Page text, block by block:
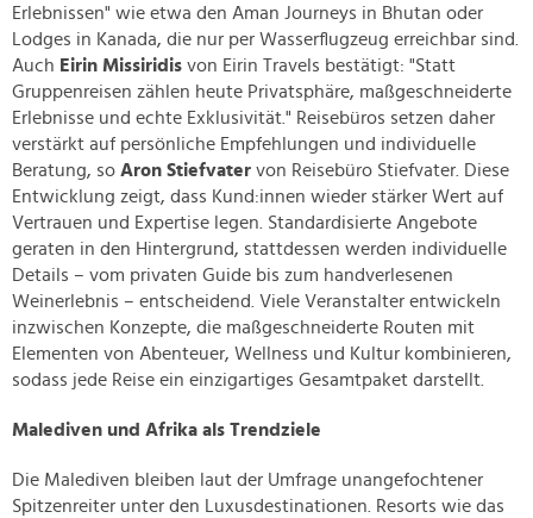
Erlebnissen" wie etwa den Aman Journeys in Bhutan oder
Lodges in Kanada, die nur per Wasserflugzeug erreichbar sind.
Auch Eirin Missiridis von Eirin Travels bestätigt: "Statt
Gruppenreisen zählen heute Privatsphäre, maßgeschneiderte
Erlebnisse und echte Exklusivität." Reisebüros setzen daher
verstärkt auf persönliche Empfehlungen und individuelle
Beratung, so Aron Stiefvater von Reisebüro Stiefvater. Diese
Entwicklung zeigt, dass Kund:innen wieder stärker Wert auf
Vertrauen und Expertise legen. Standardisierte Angebote
geraten in den Hintergrund, stattdessen werden individuelle
Details – vom privaten Guide bis zum handverlesenen
Weinerlebnis – entscheidend. Viele Veranstalter entwickeln
inzwischen Konzepte, die maßgeschneiderte Routen mit
Elementen von Abenteuer, Wellness und Kultur kombinieren,
sodass jede Reise ein einzigartiges Gesamtpaket darstellt.
Malediven und Afrika als Trendziele
Die Malediven bleiben laut der Umfrage unangefochtener
Spitzenreiter unter den Luxusdestinationen. Resorts wie das